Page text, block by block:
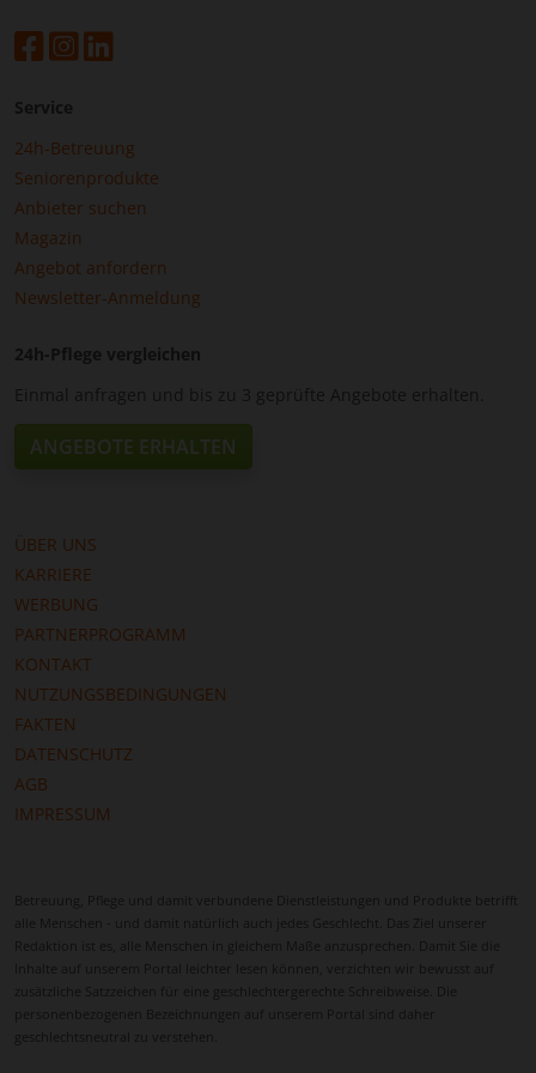
zwischenmenschliche Betreuung der geliebten Person
Service
24h-Betreuung
Seniorenprodukte
Anbieter suchen
Magazin
Angebot anfordern
Newsletter-Anmeldung
24h-Pflege vergleichen
Einmal anfragen und bis zu 3 geprüfte Angebote erhalten.
ANGEBOTE ERHALTEN
ÜBER UNS
KARRIERE
WERBUNG
PARTNERPROGRAMM
KONTAKT
NUTZUNGSBEDINGUNGEN
FAKTEN
DATENSCHUTZ
AGB
IMPRESSUM
Betreuung, Pflege und damit verbundene Dienstleistungen und Produkte betrifft
alle Menschen - und damit natürlich auch jedes Geschlecht. Das Ziel unserer
Redaktion ist es, alle Menschen in gleichem Maße anzusprechen. Damit Sie die
Inhalte auf unserem Portal leichter lesen können, verzichten wir bewusst auf
zusätzliche Satzzeichen für eine geschlechtergerechte Schreibweise. Die
personenbezogenen Bezeichnungen auf unserem Portal sind daher
geschlechtsneutral zu verstehen.